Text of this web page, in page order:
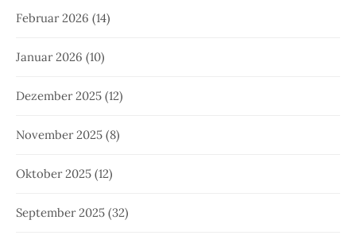
Februar 2026 (14)
Januar 2026 (10)
Dezember 2025 (12)
November 2025 (8)
Oktober 2025 (12)
September 2025 (32)